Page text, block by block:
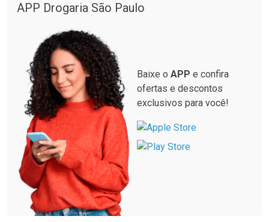
APP Drogaria São Paulo
Baixe o APP e confira
ofertas e descontos
exclusivos para você!